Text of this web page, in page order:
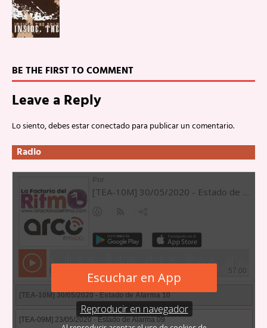
BE THE FIRST TO COMMENT
Leave a Reply
Lo siento, debes estarconectadopara publicar un comentario.
Radio